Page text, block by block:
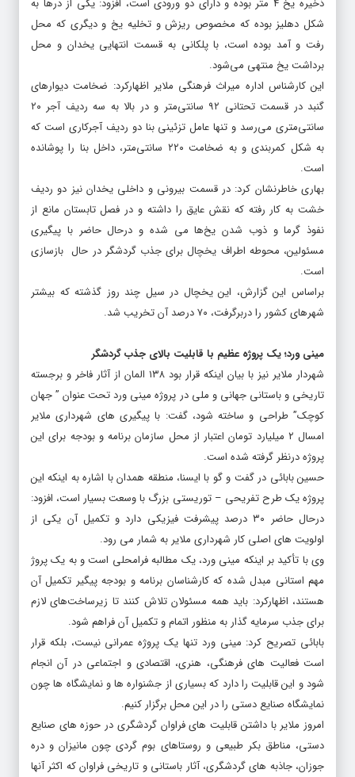
ذخیره یخ ۴ متر بوده و دارای دو ورودی است، افزود: یکی از درها به
شکل دهلیز بوده که مخصوص ریزش و تخلیه یخ و دیگری که محل
رفت و آمد بوده است، با پلکانی به قسمت انتهایی یخدان و محل
برداشت یخ منتهی می‌شود.
این کارشناس اداره میراث فرهنگی ملایر اظهارکرد: ضخامت دیوارهای
گنبد در قسمت تحتانی ۹۲ سانتی‌متر و در بالا به سه ردیف آجر ۲۰
سانتی‌متری می‌رسد و تنها عامل تزئینی بنا دو ردیف آجرکاری است که
به شکل کمربندی و به ضخامت ۲۲۰ سانتی‌متر، داخل بنا را پوشانده
است.
بهاری خاطرنشان کرد: در قسمت بیرونی و داخلی یخدان نیز دو ردیف
خشت به کار رفته که نقش عایق را داشته و در فصل تابستان مانع از
نفوذ گرما و ذوب شدن یخ‌ها می‌ شده و درحال حاضر با پیگیری
مسئولین، محوطه اطراف یخچال برای جذب گردشگر در حال بازسازی
است.
براساس این گزارش، این یخچال در سیل چند روز گذشته که بیشتر
شهرهای کشور را دربرگرفت، ۷۰ درصد آن تخریب شد.
مینی ورد؛ یک پروژه عظیم با قابلیت بالای جذب گردشگر
شهردار ملایر نیز با بیان اینکه قرار بود ۱۳۸ المان از آثار فاخر و برجسته
تاریخی و باستانی جهانی و ملی در پروژه مینی ورد تحت عنوان ” جهان
کوچک” طراحی و ساخته شود، گفت: با پیگیری های شهرداری ملایر
امسال ۲ میلیارد تومان اعتبار از محل سازمان برنامه و بودجه برای این
پروژه درنظر گرفته شده است.
حسین بابائی در گفت و گو با ایسنا، منطقه همدان با اشاره به اینکه این
پروژه یک طرح تفریحی – توریستی بزرگ با وسعت بسیار است، افزود:
درحال حاضر ۳۰ درصد پیشرفت فیزیکی دارد و تکمیل آن یکی از
اولویت های اصلی کار شهرداری ملایر به شمار می رود.
وی با تأکید بر اینکه مینی ورد، یک مطالبه فرامحلی است و به یک پروژ
مهم استانی مبدل شده که کارشناسان برنامه و بودجه پیگیر تکمیل آن
هستند، اظهارکرد: باید همه مسئولان تلاش کنند تا زیرساخت‌های لازم
برای جذب سرمایه گذار به منظور اتمام و تکمیل آن فراهم شود.
بابائی تصریح کرد: مینی ورد تنها یک پروژه عمرانی نیست، بلکه قرار
است فعالیت های فرهنگی، هنری، اقتصادی و اجتماعی در آن انجام
شود و این قابلیت را دارد که بسیاری از جشنواره ها و نمایشگاه ها چون
نمایشگاه صنایع دستی را در این محل برگزار کنیم.
امروز ملایر با داشتن قابلیت های فراوان گردشگری در حوزه های صنایع
دستی، مناطق بکر طبیعی و روستاهای بوم گردی چون مانیزان و دره
جوزان، جاذبه های گردشگری، آثار باستانی و تاریخی فراوان که اکثر آنها